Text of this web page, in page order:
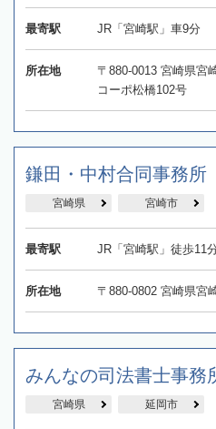
最寄駅 JR「宮崎駅」車9分
所在地
〒880-0013 宮崎県宮
コーポ松橋102号
鎌田・中村合同事務所
宮崎県 宮崎市
最寄駅 JR「宮崎駅」徒歩11
所在地 〒880-0802 宮崎県宮
みんなの司法書士事務
宮崎県 延岡市